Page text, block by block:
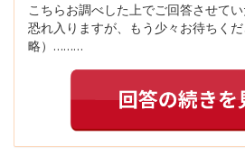
こちらお調べした上でご回答させてい
恐れ入りますが、もう少々お待ちく
略）………